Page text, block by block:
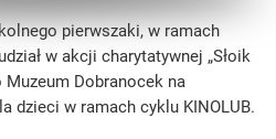
pierwszaki, w ramach
w akcji charytatywnej „Słoik
Muzeum Dobranocek na
dzieci w ramach cyklu KINOLUB.